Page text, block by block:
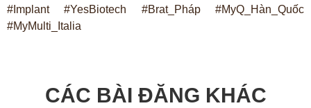
#Implant
#YesBiotech #Brat_Pháp
#MyQ_Hàn_Quốc
#MyMulti_Italia
CÁC BÀI ĐĂNG KHÁC